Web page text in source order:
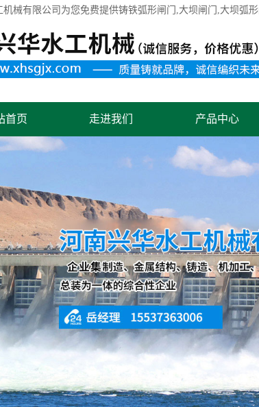
机械有限公司为您免费提供铸铁弧形闸门 ,大坝闸门,大坝弧
首页 走进我们 产品中心